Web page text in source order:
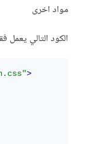
مواد اخرى
الكود التالي
>